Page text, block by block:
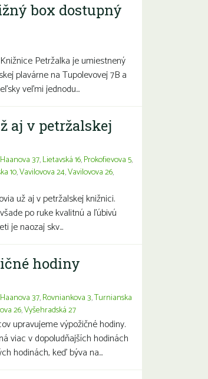
box dostupný
Petržalka je umiestnený
plavárne na Tupolevovej 7B a
veľmi jednodu...
aj v petržalskej
Haanova 37,Lietavská 16,Prokofievova 5,
10,Vavilovova 24,Vavilovova 26,
už aj v petržalskej knižnici.
po ruke kvalitnú a ľúbivú
je naozaj skv...
hodiny
Haanova 37,Rovniankova 3,Turnianska
26,Vyšehradská 27
upravujeme výpožičné hodiny.
viac v dopoludňajších hodinách
hodinách, keď býva na...